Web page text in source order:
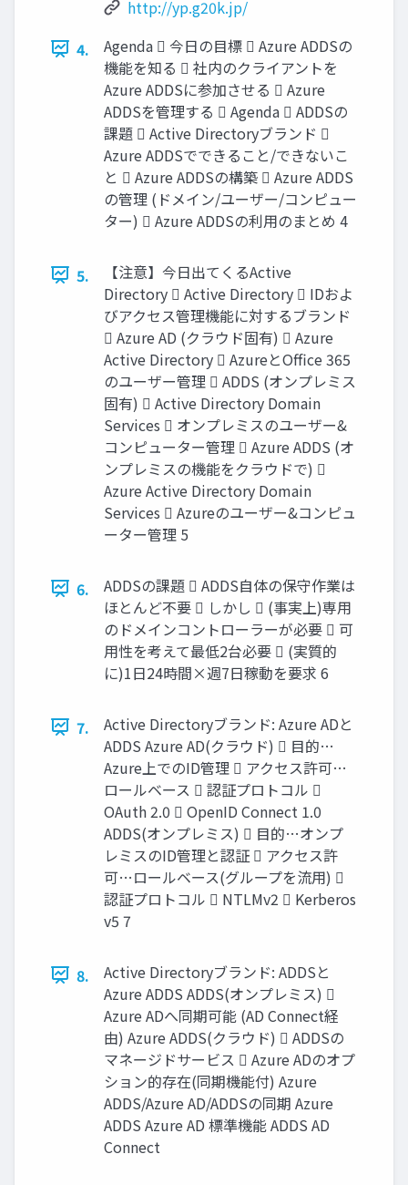
http://yp.g20k.jp/
4.
Agenda  今日の目標  Azure ADDSの
機能を知る  社内のクライアントを
Azure ADDSに参加させる  Azure
ADDSを管理する  Agenda  ADDSの
課題  Active Directoryブランド 
Azure ADDSでできること/できないこ
と  Azure ADDSの構築  Azure ADDS
の管理 (ドメイン/ユーザー/コンピュー
ター)  Azure ADDSの利用のまとめ 4
5.
【注意】今日出てくるActive
Directory  Active Directory  IDおよ
びアクセス管理機能に対するブランド
 Azure AD (クラウド固有)  Azure
Active Directory  AzureとOffice 365
のユーザー管理  ADDS (オンプレミス
固有)  Active Directory Domain
Services  オンプレミスのユーザー&
コンピューター管理  Azure ADDS (オ
ンプレミスの機能をクラウドで) 
Azure Active Directory Domain
Services  Azureのユーザー&コンピュ
ーター管理 5
6.
ADDSの課題  ADDS自体の保守作業は
ほとんど不要  しかし  (事実上)専用
のドメインコントローラーが必要  可
用性を考えて最低2台必要  (実質的
に)1日24時間×週7日稼動を要求 6
7.
Active Directoryブランド: Azure ADと
ADDS Azure AD(クラウド)  目的…
Azure上でのID管理  アクセス許可…
ロールベース  認証プロトコル 
OAuth 2.0  OpenID Connect 1.0
ADDS(オンプレミス)  目的…オンプ
レミスのID管理と認証  アクセス許
可…ロールベース(グループを流用) 
認証プロトコル  NTLMv2  Kerberos
v5 7
8.
Active Directoryブランド: ADDSと
Azure ADDS ADDS(オンプレミス) 
Azure ADへ同期可能 (AD Connect経
由) Azure ADDS(クラウド)  ADDSの
マネージドサービス  Azure ADのオプ
ション的存在(同期機能付) Azure
ADDS/Azure AD/ADDSの同期 Azure
ADDS Azure AD 標準機能 ADDS AD
Connect